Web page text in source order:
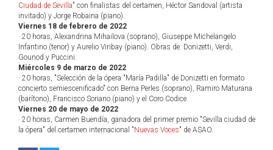
Ciudad de Sevilla" con finalistas del certamen, Héctor Sandoval (artista
invitado) y Jorge Robaina (piano).
Viernes 18 de febrero de 2022
· 20 horas, Alexandrina Mihailova (soprano), Giuseppe Michelangelo
Infantino (tenor) y Aurelio Viribay (piano). Obras de: Donizetti, Verdi,
Gounod y Puccini.
Miércoles 9 de marzo de 2022
· 20 horas, "Selección de la ópera "María Padilla" de Donizetti en formato
concierto semiescenificado" con Berna Perles (soprano), Ramiro Maturana
(barítono), Francisco Soriano (piano) y el Coro Codice.
Viernes 20 de mayo de 2022
· 20 horas, Carmen Buendía, ganadora del primer premio "Sevilla ciudad de
la ópera" del certamen internacional "Nuevas Voces" de ASAO.